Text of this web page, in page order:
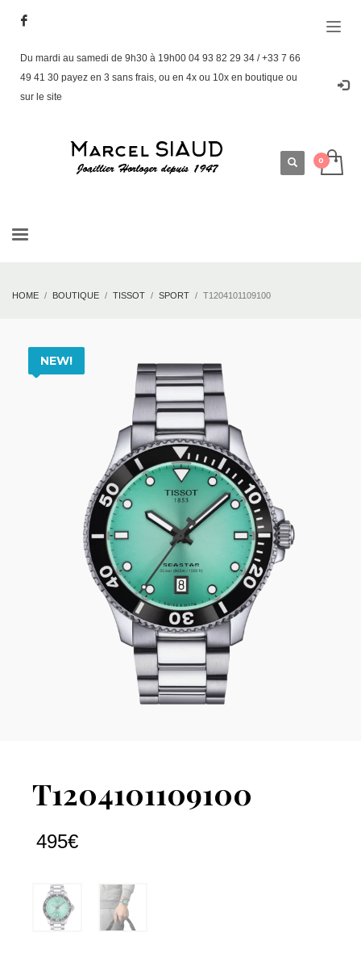
Du mardi au samedi de 9h30 à 19h00 04 93 82 29 34 / +33 7 66
49 41 30 payez en 3 sans frais, ou en 4x ou 10x en boutique ou
sur le site
HOME BOUTIQUE TISSOT SPORT T1204101109100
NEW!
T1204101109100
495€